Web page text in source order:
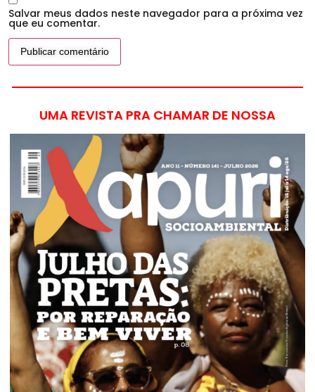
Salvar meus dados neste navegador para a próxima vez
que eu comentar.
UMA REVISTA PRA CHAMAR DE NOSSA